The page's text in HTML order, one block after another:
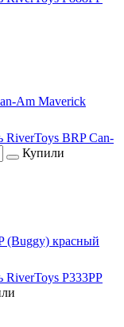
Am Maverick
RiverToys BRP Can-
Купили
(Buggy) красный
RiverToys P333PP